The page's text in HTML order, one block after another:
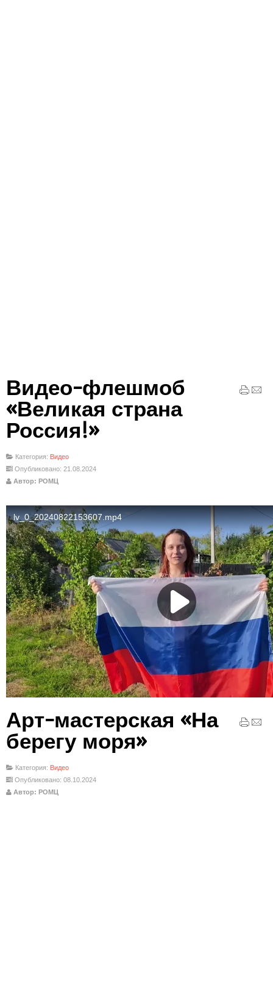
Видео-флешмоб
«Великая страна
Россия!»
Категория: Видео
Опубликовано: 21.08.2024
Автор: РОМЦ
Арт-мастерская «На
берегу моря»
Категория: Видео
Опубликовано: 08.10.2024
Автор: РОМЦ